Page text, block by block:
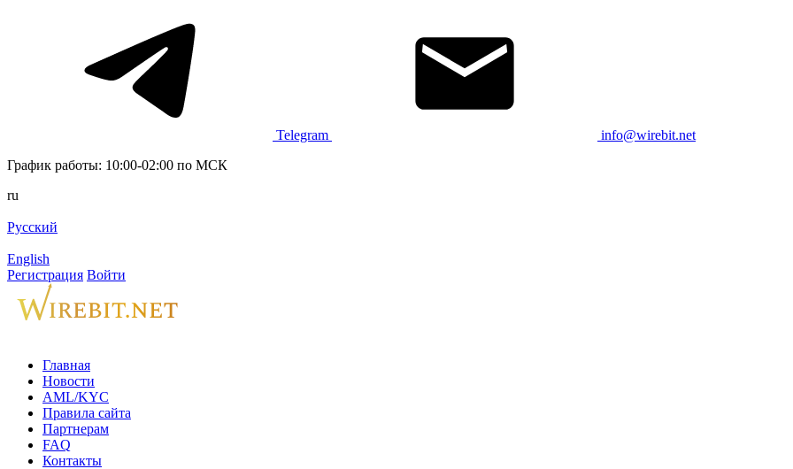
Telegram
info@wirebit.net
График работы: 10:00-02:00 по МСК
ru
Русский
English
Регистрация Войти
Главная
Новости
AML/KYC
Правила сайта
Партнерам
FAQ
Контакты